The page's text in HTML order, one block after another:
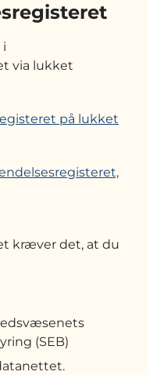
i
via lukket
på lukket
kræver det, at du
(SEB)